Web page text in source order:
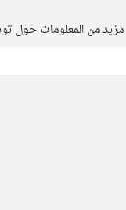
مزيد من المعلومات حول